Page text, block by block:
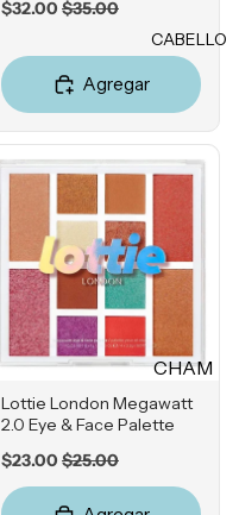
Vitamina
Retinol
Ácido
Salicílico
mida
Ácido
Ácido
Azelaico
Ácido
Péptidos
Iluminad
ores
Polvos
Fijadores
de
OJOS
Sombras
ores
pestañas
CABELLO
CHAM
PÚ &
ACON
ADOR
Sale
$32.00 Original
$35.00
Agregar
Lottie London Megawatt
2.0 Eye & Face Palette
Sale
price
$23.00 Original
price
$25.00